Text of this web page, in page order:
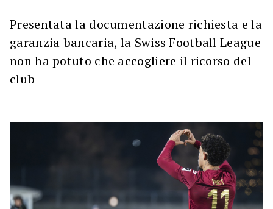
Presentata la documentazione richiesta e la
garanzia bancaria, la Swiss Football League
non ha potuto che accogliere il ricorso del
club